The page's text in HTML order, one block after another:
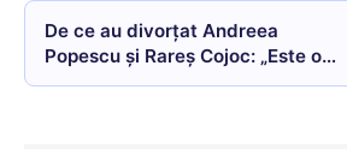
De ce au divorțat Andreea
Popescu și Rareș Cojoc: „Este o
ruptură, o traumă și o suferință.